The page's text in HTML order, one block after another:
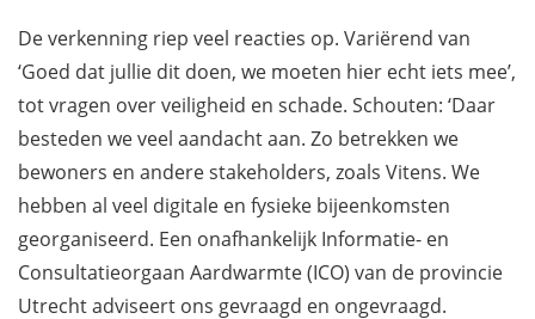
De verkenning riep veel reacties op. Variërend van
‘Goed dat jullie dit doen, we moeten hier echt iets mee’,
tot vragen over veiligheid en schade. Schouten: ‘Daar
besteden we veel aandacht aan. Zo betrekken we
bewoners en andere stakeholders, zoals Vitens. We
hebben al veel digitale en fysieke bijeenkomsten
georganiseerd. Een onafhankelijk Informatie- en
Consultatieorgaan Aardwarmte (ICO) van de provincie
Utrecht adviseert ons gevraagd en ongevraagd.